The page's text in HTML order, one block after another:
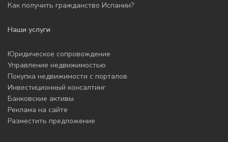
Как получить гражданство Испании?
Наши услуги
Юридическое сопровождение
Управление недвижимостью
Покупка недвижимости с порталов
Инвестиционный консалтинг
Банковские активы
Реклама на сайте
Разместить предложение